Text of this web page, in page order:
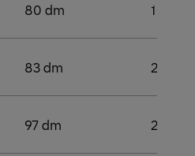
80 dm 1
83 dm 2
97 dm 2